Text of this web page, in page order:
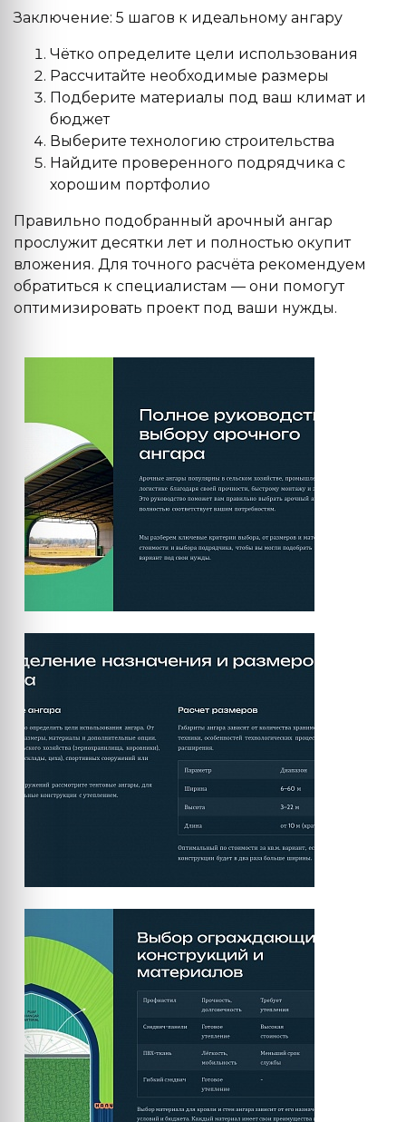
Заключение: 5 шагов к идеальному ангару
Чётко определите цели использования
Рассчитайте необходимые размеры
Подберите материалы под ваш климат и
бюджет
Выберите технологию строительства
Найдите проверенного подрядчика с
хорошим портфолио
Правильно подобранный арочный ангар
прослужит десятки лет и полностью окупит
вложения. Для точного расчёта рекомендуем
обратиться к специалистам — они помогут
оптимизировать проект под ваши нужды.